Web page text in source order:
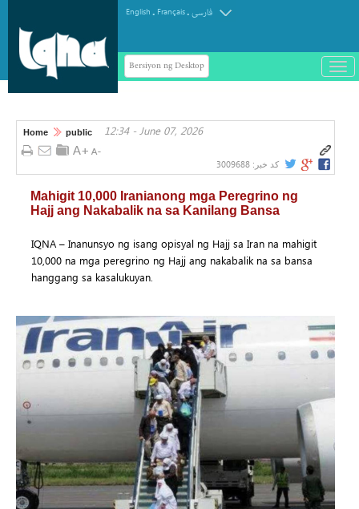
English . Français.فارسی
Bersiyon ng Desktop
باز
و
Home public 12:34 - June 07, 2026
کد خبر: 3009688
Mahigit 10,000 Iranianong mga Peregrino ng
Hajj ang Nakabalik na sa Kanilang Bansa
IQNA – Inanunsyo ng isang opisyal ng Hajj sa Iran na mahigit
10,000 na mga peregrino ng Hajj ang nakabalik na sa bansa
hanggang sa kasalukuyan.